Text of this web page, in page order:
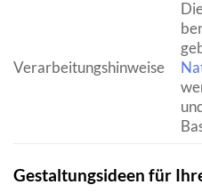
Verarbeitungshinweise
Gestaltungsideen für